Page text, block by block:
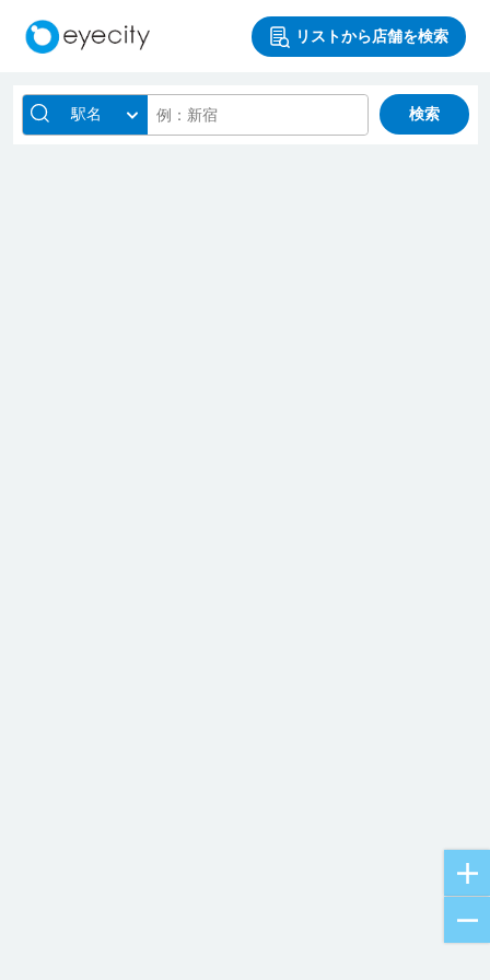
リストから店舗を検索
駅名 検索